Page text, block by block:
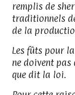
remplis de
traditionnels
de la
Les fûts pour
ne doivent pas
que dit la loi.